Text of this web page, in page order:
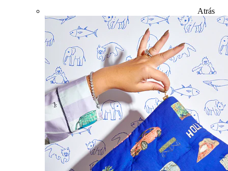
Atrás